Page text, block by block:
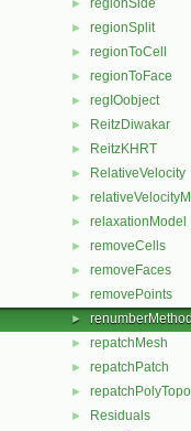
► regionSide
► regionSplit
► regionToCell
► regionToFace
► regIOobject
► ReitzDiwakar
► ReitzKHRT
► RelativeVelocity
►
► relaxationModel
► removeCells
► removeFaces
► removePoints
► renumberMethod
► repatchMesh
► repatchPatch
►
► Residuals